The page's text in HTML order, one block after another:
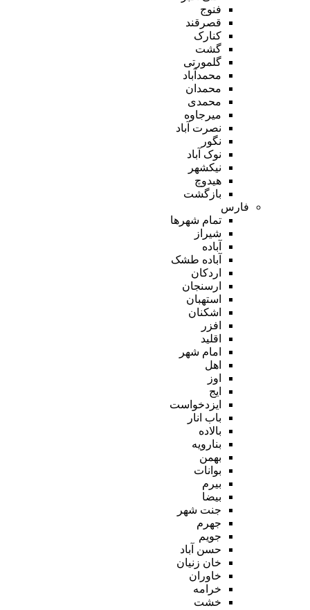
فنوج
قصرقند
کنارک
گشت
گلمورتی
محمدآباد
محمدان
محمدی
میرجاوه
نصرت آباد
نگور
نوک آباد
نیکشهر
هیدوچ
بازگشت
فارس
تمام شهر‌ها
شیراز
آباده
آباده طشک
اردکان
ارسنجان
استهبان
اشکنان
افزر
اقلید
امام شهر
اهل
اوز
ایج
ایزدخواست
باب انار
بالاده
بنارویه
بهمن
بوانات
بیرم
بیضا
جنت شهر
جهرم
جویم
حسن آباد
خان زنیان
خاوران
خرامه
خشت